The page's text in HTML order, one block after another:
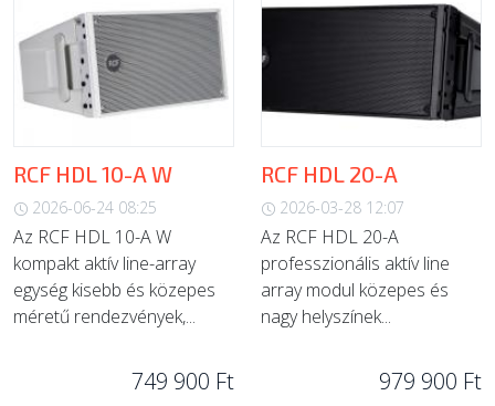
RCF HDL 10-A W
2026-06-24 08:25
Az RCF HDL 10-A W
kompakt aktív line-array
egység kisebb és közepes
méretű rendezvények,...
749 900 Ft
RCF HDL 20-A
2026-03-28 12:07
Az RCF HDL 20-A
professzionális aktív line
array modul közepes és
nagy helyszínek...
979 900 Ft